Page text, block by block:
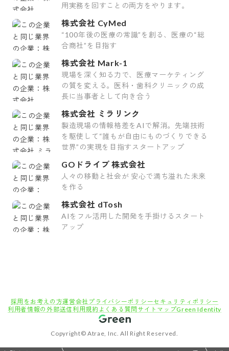
用実務を回すことの両方をやります。
株式会社 CyMed
“100年後の医療の常識”を創る、医療の“総
合商社”を目指す
株式会社 Mark-1
現場を深く知る力で、医療マーケティング
の質を変える。医科・歯科クリニックの成
長に当事者として向き合う
株式会社 ミラリンク
製造現場の情報格差をAIで解消。先端技術
を駆使して“誰もが自由にものづくりできる
世界”の実現を目指すスタートアップ
GOドライブ 株式会社
人々の移動と社会が 安心で満ち溢れた未来
を作る
株式会社 dTosh
AIをフル活用した開発を手掛けるスタート
アップ
採用をお考えの方運営会社 プライバシーポリシーセキュリティポリシー
利用者情報の外部送信利用規約 よくある質問 サイトマップGreen Identity
Copyright© Atrae, Inc. All Right Reserved.